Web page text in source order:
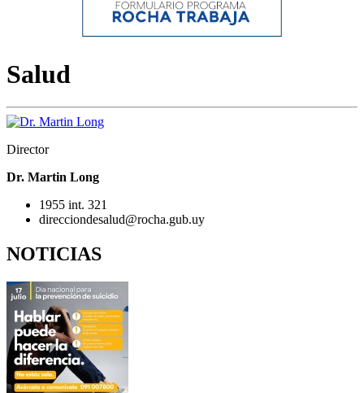
Salud
Director
Dr. Martin Long
1955 int. 321
direcciondesalud@rocha.gub.uy
NOTICIAS